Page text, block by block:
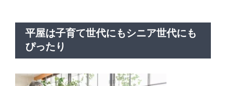
平屋は子育て世代にもシニア世代にも
ぴったり